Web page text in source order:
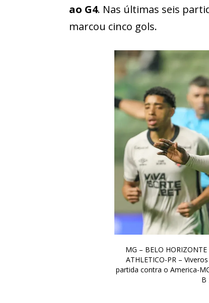
ao G4. Nas últimas seis
marcou cinco gols.
MG – BELO
ATHLETICO-PR –
partida contra o America-
B